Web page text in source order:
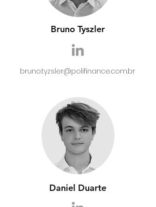
Bruno Tyszler
bruno.tyzsler@polifinance.com.br
Daniel Duarte